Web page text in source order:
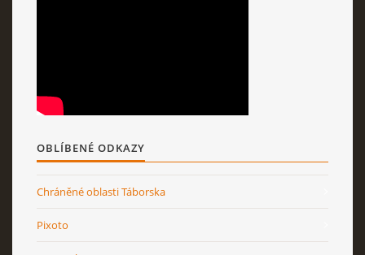
OBLÍBENÉ ODKAZY
Chráněné oblasti Táborska
Pixoto